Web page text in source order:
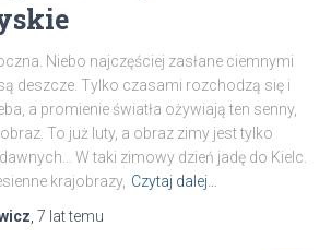
Niebo najczęściej zasłane ciemnymi
deszcze. Tylko czasami rozchodzą się i
a promienie światła ożywiają ten senny,
To już luty, a obraz zimy jest tylko
W taki zimowy dzień jadę do Kielc.
krajobrazy, Czytaj dalej…
7 lattemu